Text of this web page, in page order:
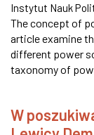
Instytut Nauk
The concept of
article examine
different power
taxonomy of
W